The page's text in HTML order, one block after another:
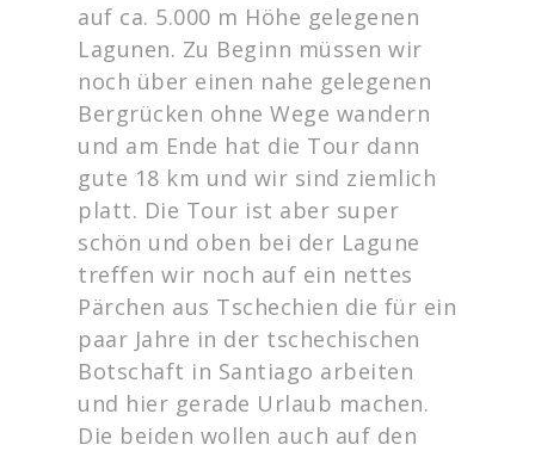
auf ca. 5.000 m Höhe gelegenen
Lagunen. Zu Beginn müssen wir
noch über einen nahe gelegenen
Bergrücken ohne Wege wandern
und am Ende hat die Tour dann
gute 18 km und wir sind ziemlich
platt. Die Tour ist aber super
schön und oben bei der Lagune
treffen wir noch auf ein nettes
Pärchen aus Tschechien die für ein
paar Jahre in der tschechischen
Botschaft in Santiago arbeiten
und hier gerade Urlaub machen.
Die beiden wollen auch auf den